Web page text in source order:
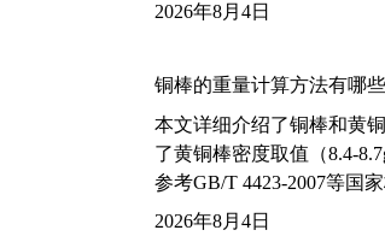
2026年8月4日
铜棒的重量计算方法有哪些
本文详细介绍了铜棒和黄
了黄铜棒密度取值（8.4-
参考GB/T 4423-2007等国家
2026年8月4日